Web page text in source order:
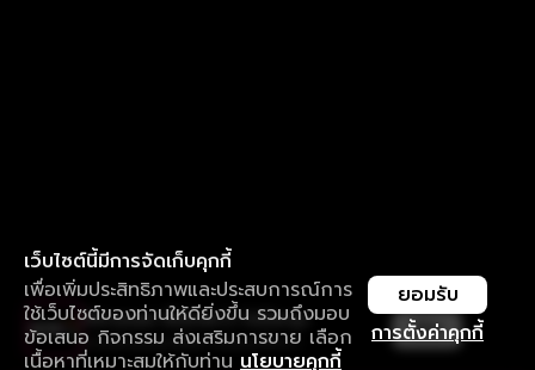
เว็บไซต์นี้มีการจัดเก็บคุกกี้
เพื่อเพิ่มประสิทธิภาพและประสบการณ์การ
ใช้เว็บไซต์ของท่านให้ดียิ่งขึ้น รวมถึงมอบ
ข้อเสนอ กิจกรรม ส่งเสริมการขาย เลือก
เนื้อหาที่เหมาะสมให้กับท่าน นโยบายคุกกี้
การตั้งค่าคุกกี้
ยอมรับ
ใช้งานแอป ลื่นไหลกว่า ไม่มีสะดุด
ดาวน์โหลดแอปเพื่อการรับชมที่ดีกว่า เปิด